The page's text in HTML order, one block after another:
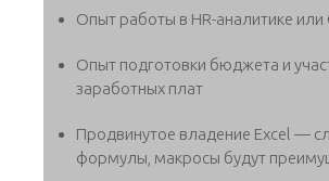
Опыт работы в HR-аналитике или
Опыт подготовки бюджета и
заработных плат
Продвинутое владение Excel —
формулы, макросы будут